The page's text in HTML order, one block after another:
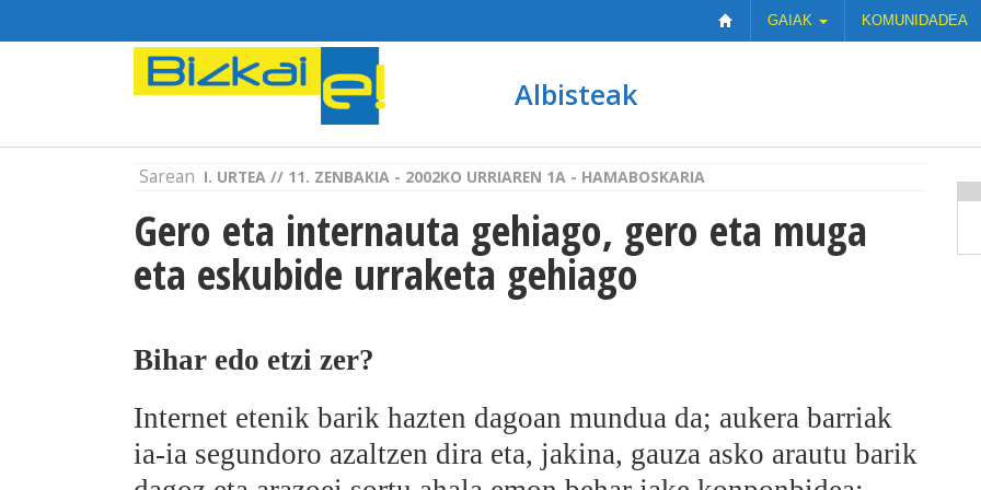
GAIAK KOMUNIDADEA
Albisteak
Sarean I. URTEA // 11. ZENBAKIA - 2002KO URRIAREN 1A - HAMABOSKARIA
Gero eta internauta gehiago, gero eta muga
eta eskubide urraketa gehiago
Bihar edo etzi zer?
Internet etenik barik hazten dagoan mundua da; aukera barriak
ia-ia segundoro azaltzen dira eta, jakina, gauza asko arautu barik